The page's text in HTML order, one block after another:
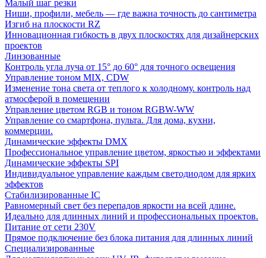
Малый шаг резки
Ниши, профили, мебель — где важна точность до сантиметра
Изгиб на плоскости RZ
Инновационная гибкость в двух плоскостях для дизайнерских
проектов
Линзованные
Контроль угла луча от 15° до 60° для точного освещения
Управление тоном MIX, CDW
Изменение тона света от теплого к холодному. контроль над
атмосферой в помещении
Управление цветом RGB и тоном RGBW-WW
Управление со смартфона, пульта. Для дома, кухни,
коммерции.
Динамические эффекты DMX
Профессиональное управление цветом, яркостью и эффектами
Динамические эффекты SPI
Индивидуальное управление каждым светодиодом для ярких
эффектов
Стабилизированные IC
Равномерный свет без перепадов яркости на всей длине.
Идеально для длинных линий и профессиональных проектов.
Питание от сети 230V
Прямое подключение без блока питания для длинных линий
Специализированные